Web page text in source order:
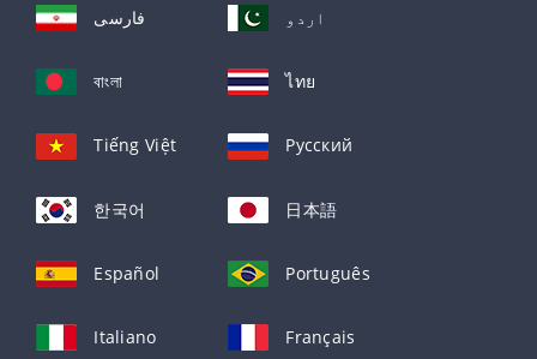
فارسی اردو
বাংলা ไทย
Tiếng Việt Русский
한국어 日本語
Español Português
Italiano Français